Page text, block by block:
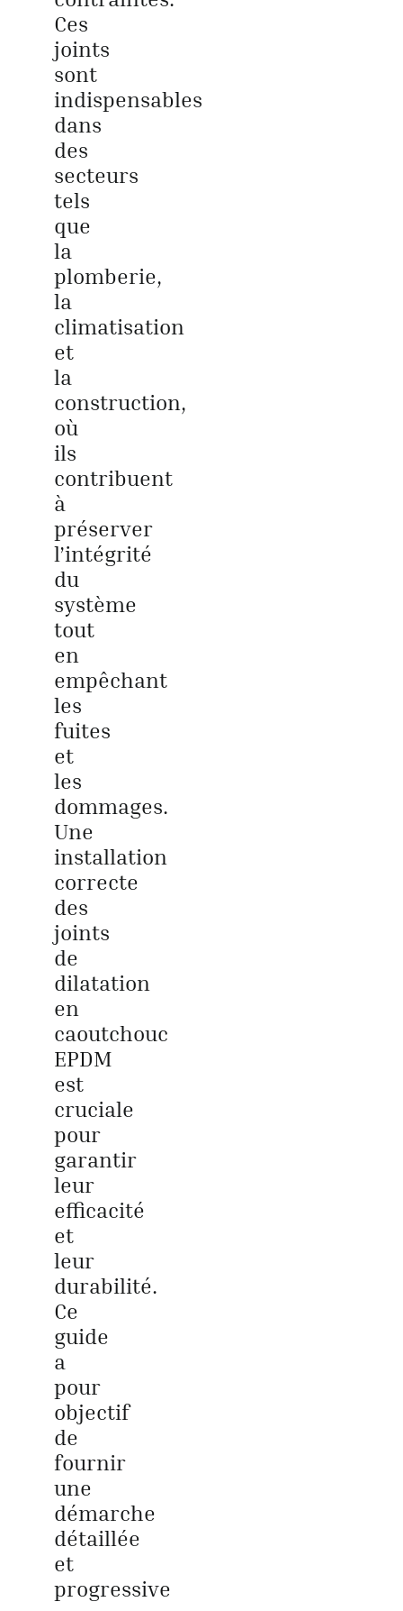
Ces
joints
sont
indispensables
dans
des
secteurs
tels
que
la
plomberie,
la
climatisation
et
la
construction,
où
ils
contribuent
à
préserver
l’intégrité
du
système
tout
en
empêchant
les
fuites
et
les
dommages.
Une
installation
correcte
des
joints
de
dilatation
en
caoutchouc
EPDM
est
cruciale
pour
garantir
leur
efficacité
et
leur
durabilité.
Ce
guide
a
pour
objectif
de
fournir
une
démarche
détaillée
et
progressive